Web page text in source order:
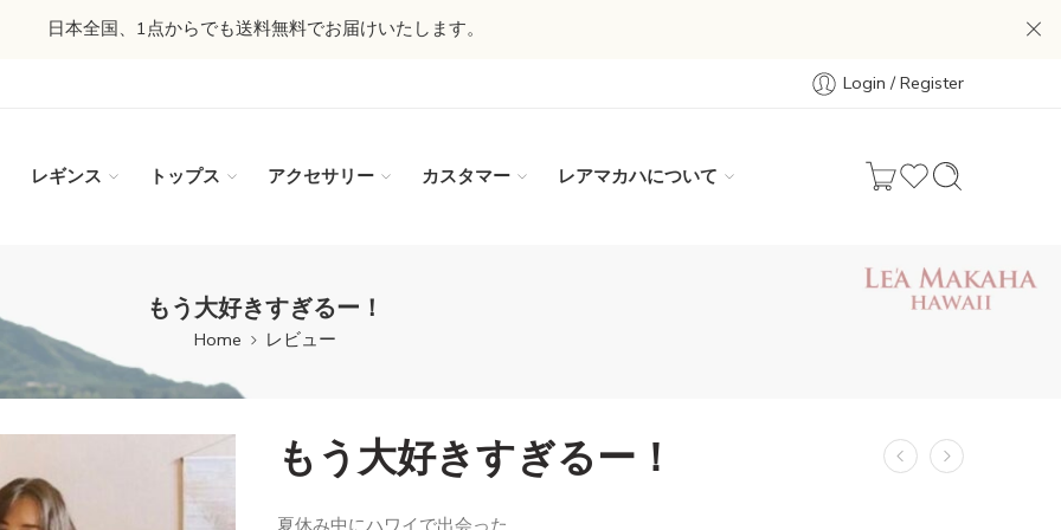
日本全国、1点からでも送料無料でお届けいたします。
Login / Register
レギンス トップス アクセサリー カスタマー レアマカハについて
もう大好きすぎるー！
Home レビュー
もう大好きすぎるー！
夏休み中にハワイで出会った